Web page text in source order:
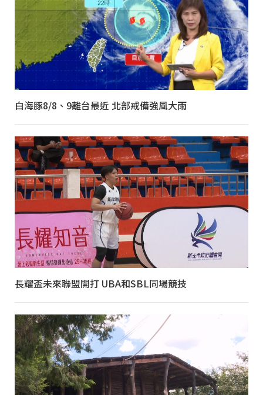
白海豚8/8、9離台最近 北部戒備強風大雨
長耀盃未來聯盟開打 UBA和SBL同場競技